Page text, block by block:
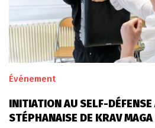
Événement
INITIATION AU SELF-DÉFENSE
STÉPHANAISE DE KRAV MAGA